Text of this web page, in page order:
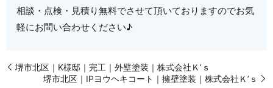
相談・点検・見積り無料でさせて頂いておりますのでお気
軽にお問い合わせください♪
堺市北区｜K様邸｜完工｜外壁塗装｜株式会社Ｋ’ｓ
堺市北区｜IPヨウヘキコート｜擁壁塗装｜株式会社Ｋ’ｓ